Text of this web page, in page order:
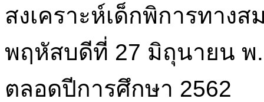
สงเคราะห์เด็กพิการทาง
พฤหัสบดีที่ 27 มิถุนายน พ
ตลอดปีการศึกษา 2562